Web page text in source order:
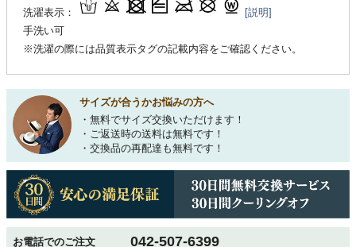
洗濯表示：
[説明]
手洗い可
※洗濯の際には品質表示タグの記載内容をご確認ください。
サイズが合うかお悩みの方へ
・無料でサイズ交換いただけます！
・ご返送時の送料は無料です！
・交換品の再配達も無料です！
お電話でのご注文 042-507-6399